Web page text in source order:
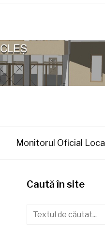
Monitorul Oficial Local
Caută în site